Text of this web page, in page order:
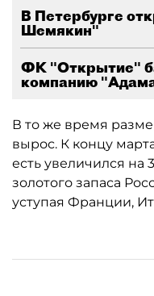
В Петербурге
Шемякин"
ФК "Открытие"
компанию
В то же время
вырос. К концу
есть увеличился на
золотого запаса
уступая Франции,